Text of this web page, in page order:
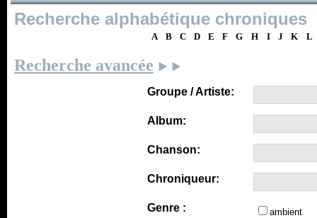
Recherche alphabétique chroniques
A B C D E F G H I J K L
Recherche avancée
Groupe / Artiste:
Album:
Chanson:
Chroniqueur:
Genre :
ambient